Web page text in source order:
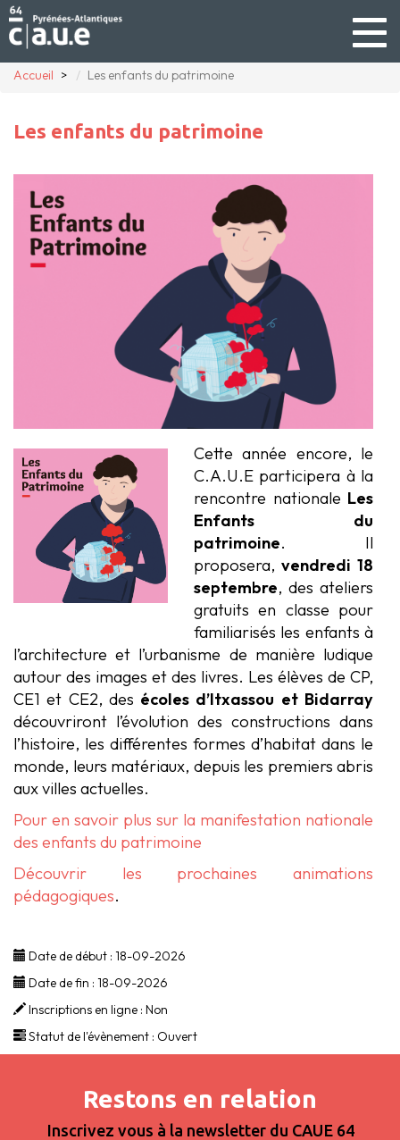
Accueil
Les enfants du patrimoine
Les enfants du patrimoine
Cette année encore, le
C.A.U.E participera à la
rencontre nationale Les
Enfants du
patrimoine. Il
proposera,vendredi 18
septembre, des ateliers
gratuits en classe pour
familiarisés les enfants à
l’architecture et l’urbanisme de manière ludique
autour des images et des livres. Les élèves de CP,
CE1 et CE2, des écoles d’Itxassou et Bidarray
découvriront l’évolution des constructions dans
l’histoire, les différentes formes d’habitat dans le
monde, leurs matériaux, depuis les premiers abris
aux villes actuelles.
Pour en savoir plus sur la manifestation nationale
des enfants du patrimoine
Découvrir les prochaines animations
pédagogiques.
Date de début : 18-09-2026
Date de fin : 18-09-2026
Inscriptions en ligne : Non
Statut de l'évènement : Ouvert
Restons en relation
Inscrivez vous à la newsletter du CAUE 64